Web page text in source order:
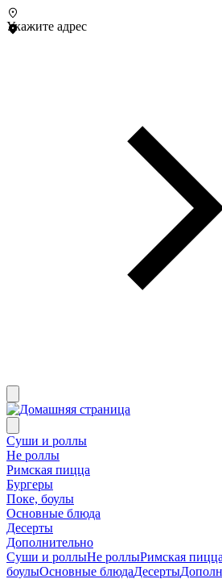
Укажите адрес
Суши и роллы
Не роллы
Римская пицца
Бургеры
Поке, боулы
Основные блюда
Десерты
Дополнительно
Суши и роллыНе роллыРимская пицца
боулыОсновные блюдаДесерты